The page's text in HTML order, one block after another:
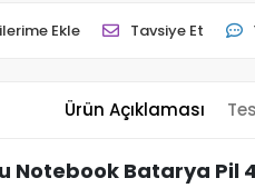
Ekle Tavsiye Et
Ürün Açıklaması
Notebook Batarya Pil